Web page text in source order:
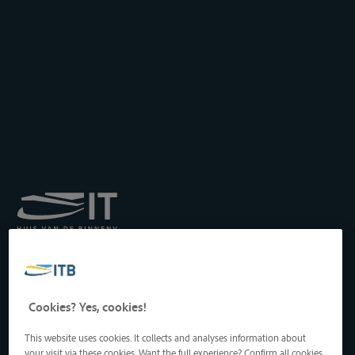
Transport par Batellerie
Drukpersstraat 19
1000 Bruxelles, Belgique
Tél: +32 2 217 09 67
http://www.itb-info.be
Cookies? Yes, cookies!
This website uses cookies. It collects and analyses information about